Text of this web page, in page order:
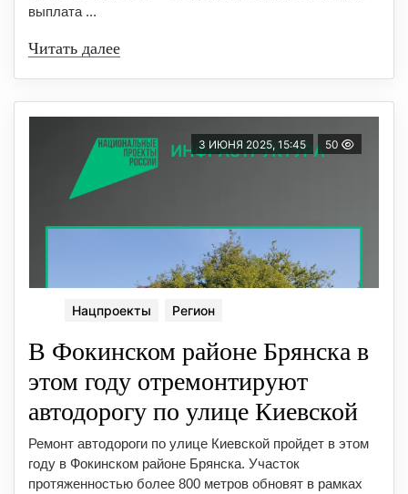
выплата ...
Читать далее
3 ИЮНЯ 2025, 15:45 50
Нацпроекты Регион
В Фокинском районе Брянска в
этом году отремонтируют
автодорогу по улице Киевской
Ремонт автодороги по улице Киевской пройдет в этом
году в Фокинском районе Брянска. Участок
протяженностью более 800 метров обновят в рамках